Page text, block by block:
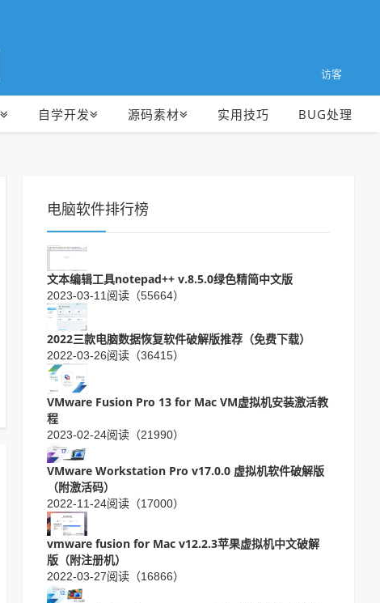
访客
自学开发 源码素材 实用技巧 BUG处理
电脑软件排行榜
文本编辑工具notepad++ v.8.5.0绿色精简中文版
2023-03-11 阅读（55664）
2022三款电脑数据恢复软件破解版推荐（免费下载）
2022-03-26阅读（36415）
VMware Fusion Pro 13 for Mac VM虚拟机安装激活教
程
2023-02-24阅读（21990）
VMware Workstation Pro v17.0.0 虚拟机软件破解版
（附激活码）
2022-11-24阅读（17000）
vmware fusion for Mac v12.2.3苹果虚拟机中文破解
版（附注册机）
2022-03-27阅读（16866）